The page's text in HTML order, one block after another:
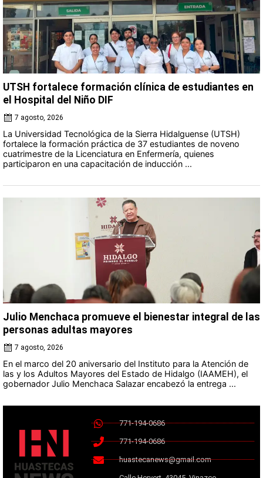
UTSH fortalece formación clínica de estudiantes en
el Hospital del Niño DIF
7 agosto, 2026
La Universidad Tecnológica de la Sierra Hidalguense (UTSH)
fortalece la formación práctica de 37 estudiantes de noveno
cuatrimestre de la Licenciatura en Enfermería, quienes
participaron en una capacitación de inducción ...
Julio Menchaca promueve el bienestar integral de las
personas adultas mayores
7 agosto, 2026
En el marco del 20 aniversario del Instituto para la Atención de
las y los Adultos Mayores del Estado de Hidalgo (IAAMEH), el
gobernador Julio Menchaca Salazar encabezó la entrega ...
771-194-0686
771-194-0686
huastecanews@gmail.com